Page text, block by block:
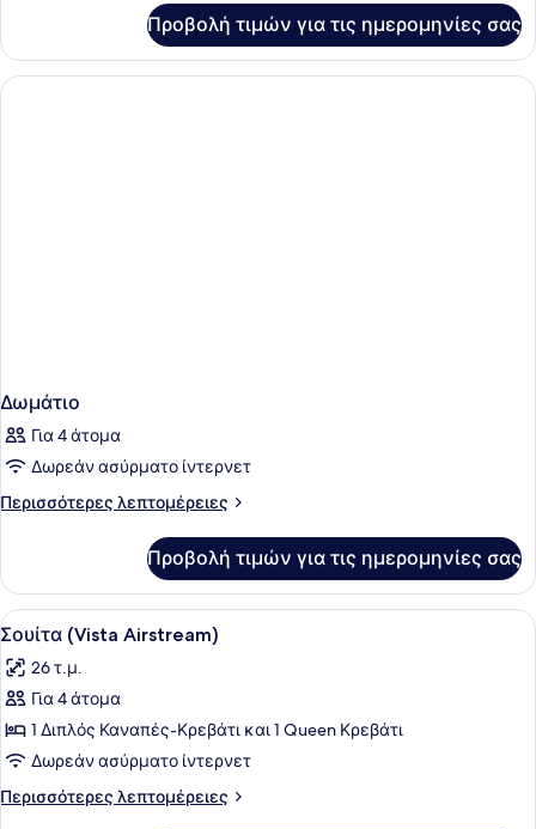
Προβολή τιμών για τις ημερομηνίες σας
Δωμάτιο
Για 4 άτομα
Δωρεάν ασύρματο ίντερνετ
Περισσότερες λεπτομέρειες
Περισσότερες
Προβολή τιμών για τις ημερομηνίες σας
Προβολή
όλων
των
φωτογραφιών
για
Σουίτα
(Vista
Airstream)
Ένα ασημί τροχόσπιτο με ξύλινη
7
Σουίτα (Vista Airstream)
26 τ.μ.
Για 4 άτομα
1 Διπλός Καναπές-Κρεβάτι και 1 Queen Κρεβάτι
Δωρεάν ασύρματο ίντερνετ
Περισσότερες λεπτομέρειες
Περισσότερες